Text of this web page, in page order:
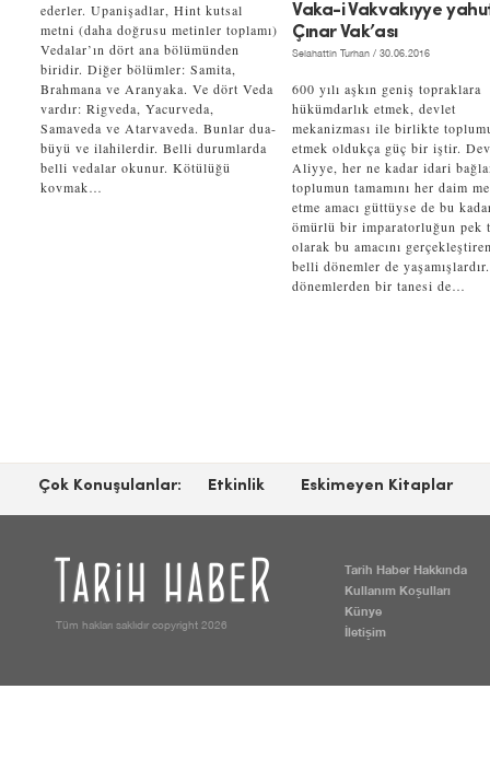
ederler. Upanişadlar, Hint kutsal
metni (daha doğrusu metinler toplamı)
Vedalar’ın dört ana bölümünden
biridir. Diğer bölümler: Samita,
Brahmana ve Aranyaka. Ve dört Veda
vardır: Rigveda, Yacurveda,
Samaveda ve Atarvaveda. Bunlar dua-
büyü ve ilahilerdir. Belli durumlarda
belli vedalar okunur. Kötülüğü
kovmak…
Vaka-i Vakvakıyye
Çınar Vak’ası
Selahattin Turhan / 30.06.2016
600 yılı aşkın geniş topraklara
hükümdarlık etmek, devlet
mekanizması ile birlikte
etmek oldukça güç bir iştir.
Aliyye, her ne kadar idari
toplumun tamamını her daim
etme amacı güttüyse de bu
ömürlü bir imparatorluğun pek
olarak bu amacını
belli dönemler de
dönemlerden bir tanesi de…
Çok Konuşulanlar: Etkinlik Eskimeyen Kitaplar
Tarih Haber Hakkında
Kullanım Koşulları
Künye
İletişim
Tüm hakları saklıdır copyright 2026